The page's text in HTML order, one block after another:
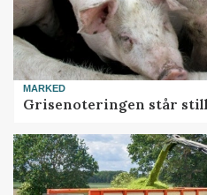
MARKED
Grisenoteringen står